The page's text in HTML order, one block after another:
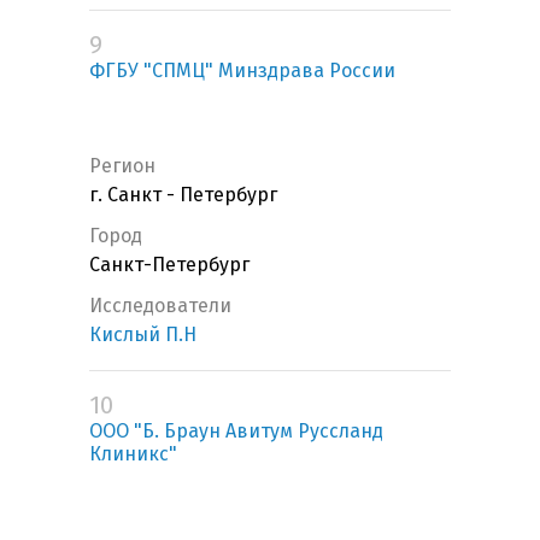
9
ФГБУ "СПМЦ" Минздрава России
Регион
г. Санкт - Петербург
Город
Санкт-Петербург
Исследователи
Кислый П.Н
10
ООО "Б. Браун Авитум Руссланд
Клиникс"